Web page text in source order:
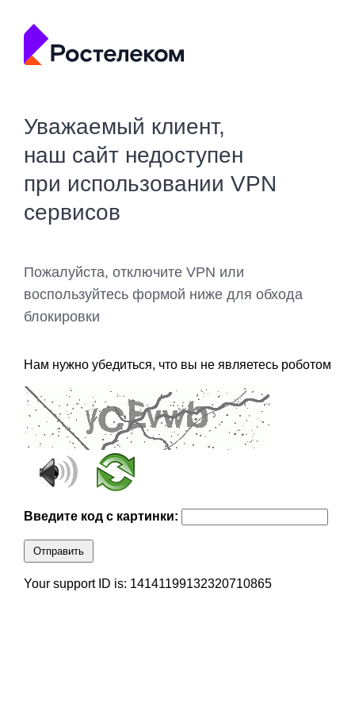
Уважаемый клиент,
наш сайт недоступен
при использовании VPN
сервисов
Пожалуйста, отключите VPN или
воспользуйтесь формой ниже для обхода
блокировки
Нам нужно убедиться, что вы не являетесь роботом
Введите код с картинки:
Отправить
Your support ID is: 14141199132320710865